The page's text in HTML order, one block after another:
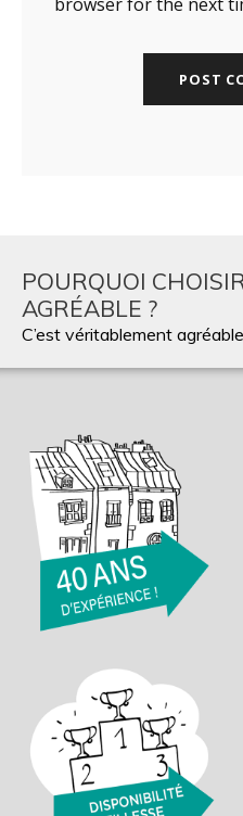
POURQUOI
AGRÉABLE ?
C’est véritablement